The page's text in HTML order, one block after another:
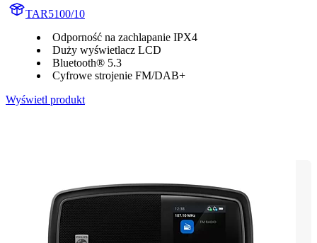
TAR5100/10
Odporność na zachlapanie IPX4
Duży wyświetlacz LCD
Bluetooth® 5.3
Cyfrowe strojenie FM/DAB+
Wyświetl produkt